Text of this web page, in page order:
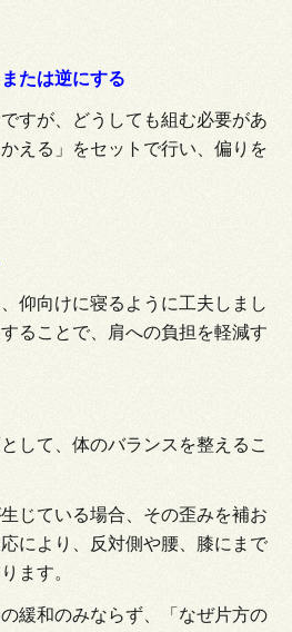
たは逆にする
すが、どうしても組む必要があ
える」をセットで行い、偏りを
仰向けに寝るように工夫しまし
ることで、肩への負担を軽減す
して、体のバランスを整えるこ
じている場合、その歪みを補お
により、反対側や腰、膝にまで
ます。
緩和のみならず、「なぜ片方の